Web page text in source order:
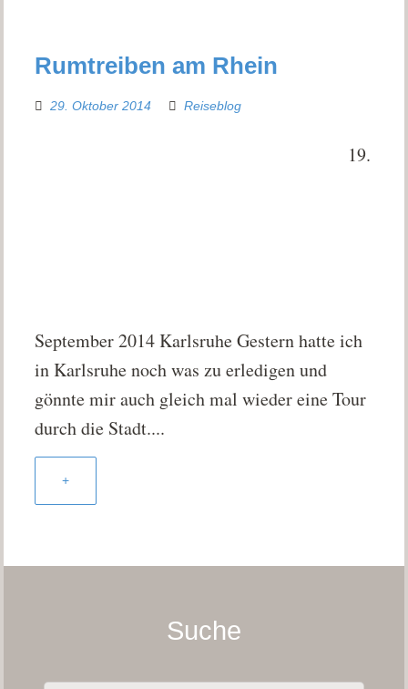
Rumtreiben am Rhein
29. Oktober 2014 Reiseblog
19.
September 2014 Karlsruhe Gestern hatte ich
in Karlsruhe noch was zu erledigen und
gönnte mir auch gleich mal wieder eine Tour
durch die Stadt....
+
Suche